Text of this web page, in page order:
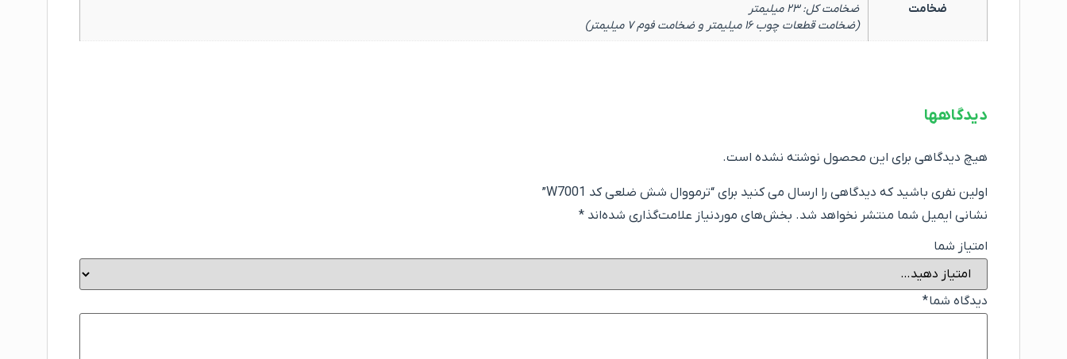
ضخامت
ضخامت کل: ۲۳ میلیمتر
(ضخامت قطعات چوب ۱۶ میلیمتر و ضخامت فوم ۷ میلیمتر)
دیدگاهها
هیچ دیدگاهی برای این محصول نوشته نشده است.
اولین نفری باشید که دیدگاهی را ارسال می کنید برای “ترمووال شش ضلعی کد W7001”
نشانی ایمیل شما منتشر نخواهد شد. بخش‌های موردنیاز علامت‌گذاری شده‌اند *
امتیاز شما
دیدگاه شما*